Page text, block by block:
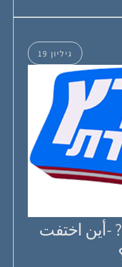
גיליון 19
לאן נעלם ה-Punch? -أين اختفت